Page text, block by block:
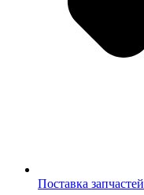
Поставка запчастей